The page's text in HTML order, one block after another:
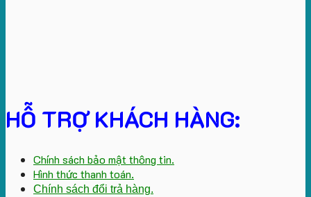
HỖ TRỢ KHÁCH HÀNG:
Chính sách bảo mật thông tin.
Hình thức thanh toán.
Chính sách đổi trả hàng.